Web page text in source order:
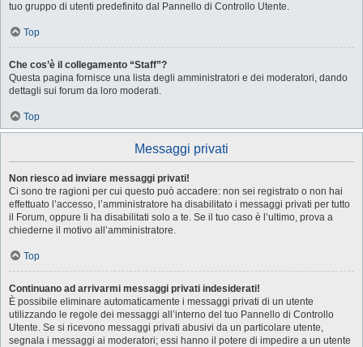
tuo gruppo di utenti predefinito dal Pannello di Controllo Utente.
Top
Che cos’è il collegamento “Staff”?
Questa pagina fornisce una lista degli amministratori e dei moderatori, dando
dettagli sui forum da loro moderati.
Top
Messaggi privati
Non riesco ad inviare messaggi privati!
Ci sono tre ragioni per cui questo può accadere: non sei registrato o non hai
effettuato l’accesso, l’amministratore ha disabilitato i messaggi privati per tutto
il Forum, oppure li ha disabilitati solo a te. Se il tuo caso è l’ultimo, prova a
chiederne il motivo all’amministratore.
Top
Continuano ad arrivarmi messaggi privati indesiderati!
È possibile eliminare automaticamente i messaggi privati ​​di un utente
utilizzando le regole dei messaggi all’interno del tuo Pannello di Controllo
Utente. Se si ricevono messaggi privati ​​abusivi da un particolare utente,
segnala i messaggi ai moderatori; essi hanno il potere di impedire a un utente